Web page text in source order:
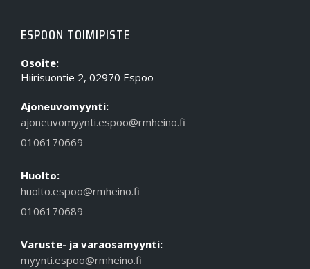
ESPOON TOIMIPISTE
Osoite:
Hiirisuontie 2, 02970 Espoo
Ajoneuvomyynti:
ajoneuvomyynti.espoo@rmheino.fi
0106170669
Huolto:
huolto.espoo@rmheino.fi
0106170689
Varuste- ja varaosamyynti:
myynti.espoo@rmheino.fi